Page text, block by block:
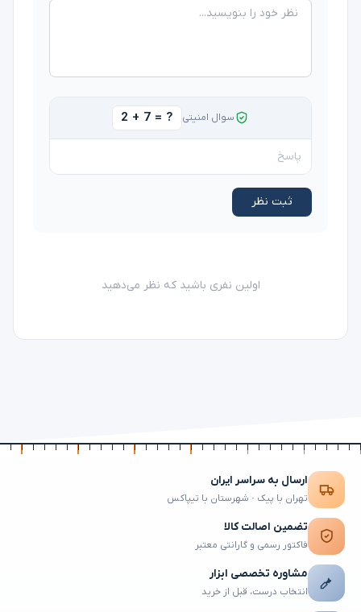
سوال امنیتی 2 + 7 = ?
ثبت نظر
اولین نفری باشید که نظر می‌دهید
ارسال به سراسر ایران
تهران با پیک · شهرستان با تیپاکس
تضمین اصالت کالا
فاکتور رسمی و گارانتی معتبر
مشاوره تخصصی ابزار
انتخاب درست، قبل از خرید